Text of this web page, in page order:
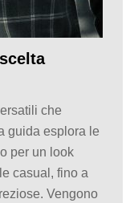
che
guida esplora le
per un look
casual, fino a
Vengono